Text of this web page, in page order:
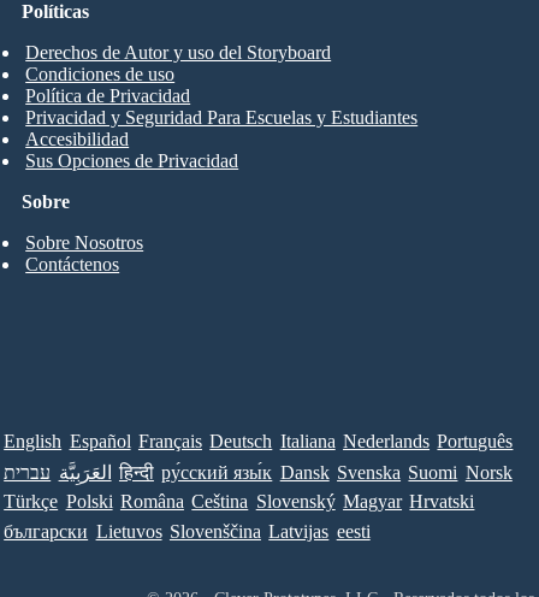
Sobre
Sobre Nosotros
Contáctenos
Políticas
Derechos de Autor y uso del Storyboard
Condiciones de uso
Política de Privacidad
Privacidad y Seguridad Para Escuelas y Estudiantes
Accesibilidad
Sus Opciones de Privacidad
English Español Français Deutsch Italiana Nederlands Português
עברית العَرَبِيَّة हिन्दी ру́сский язы́к Dansk Svenska Suomi Norsk
Türkçe Polski Româna Ceština Slovenský Magyar Hrvatski
български Lietuvos Slovenščina Latvijas eesti